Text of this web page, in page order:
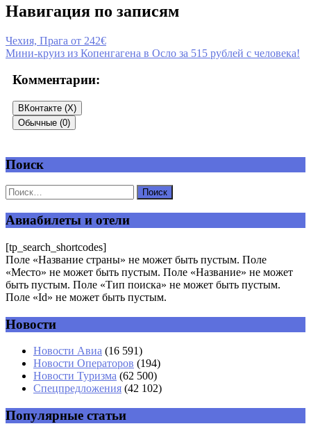
Навигация по записям
Чехия, Прага от 242€
Мини-круиз из Копенгагена в Осло за 515 рублей с человека!
Комментарии:
ВКонтакте (X)
Обычные (0)
Добавить комментарий
Ваш адрес email не будет опубликован.
Имя *
Email*
Поиск
Авиабилеты и отели
[tp_search_shortcodes]
Поле «Название страны» не может быть пустым. Поле
«Место» не может быть пустым. Поле «Название» не может
быть пустым. Поле «Тип поиска» не может быть пустым.
Поле «Id» не может быть пустым.
Новости
Новости Авиа (16 591)
Новости Операторов (194)
Новости Туризма (62 500)
Спецпредложения (42 102)
Популярные статьи